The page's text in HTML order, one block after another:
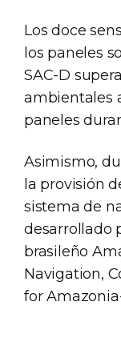
Los doce
los paneles
SAC-D
ambientales
paneles
Asimismo,
la provisión
sistema de
desarrollado
brasileño
Navigation,
for Amazonia-